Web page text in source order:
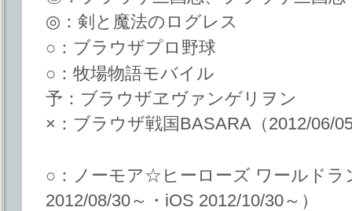
◎：剣と魔法のログレス
○：ブラウザプロ野球
○：牧場物語モバイル
予：ブラウザヱヴァンゲリヲン
×：ブラウザ戦国BASARA（2012/06/
○：ノーモア☆ヒーローズ ワールドラ
2012/08/30～・iOS 2012/10/30～）